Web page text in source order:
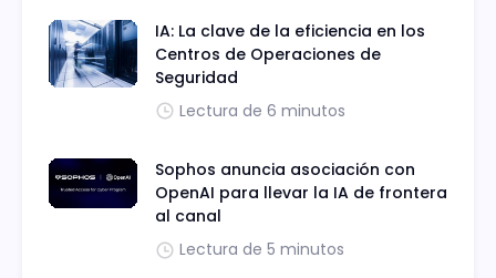
IA: La clave de la eficiencia en los
Centros de Operaciones de
Seguridad
Lectura de 6 minutos
Sophos anuncia asociación con
OpenAI para llevar la IA de frontera
al canal
Lectura de 5 minutos